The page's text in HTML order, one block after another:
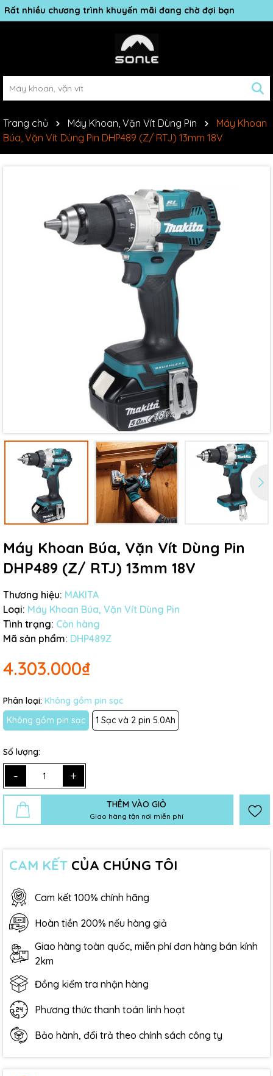
Rất nhiều chương trình khuyến mãi đang chờ đợi bạn
Trang chủ Máy Khoan, Vặn Vít Dùng Pin
Máy Khoan
Búa, Vặn Vít Dùng Pin DHP489 (Z/ RTJ) 13mm 18V
Máy Khoan Búa, Vặn Vít Dùng Pin
DHP489 (Z/ RTJ) 13mm 18V
Thương hiệu: MAKITA
Loại: Máy Khoan Búa, Vặn Vít Dùng Pin
Tình trạng: Còn hàng
Mã sản phẩm: DHP489Z
4.303.000₫
Phân loại: Không gồm pin sạc
Không gồm pin sạc
1 Sạc và 2 pin 5.0Ah
Số lượng:
- +
THÊM VÀO GIỎ
Giao hàng tận nơi miễn phí
CAM KẾT CỦA CHÚNG TÔI
Cam kết 100% chính hãng
Hoàn tiền 200% nếu hàng giả
Giao hàng toàn quốc, miễn phí đơn hàng bán kính
2km
Đồng kiểm tra nhận hàng
Phương thức thanh toán linh hoạt
Bảo hành, đổi trả theo chính sách công ty
Mã giảm giá:
Ngày hết hạn:
Điều kiện: